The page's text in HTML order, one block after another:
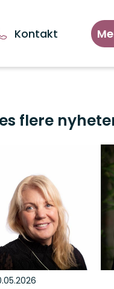
Kontakt
flere